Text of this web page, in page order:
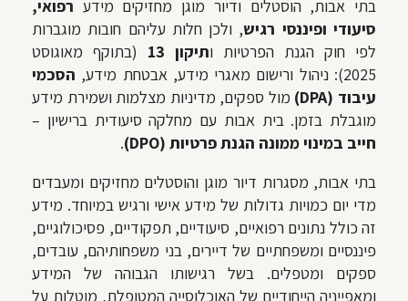
בתי אבות, הוסטלים ודיור מוגן מחזיקים מידע רפואי,
סיעודי ופיננסי רגיש, ולכן חלות עליהם חובות מוגברות
לפי חוק הגנת הפרטיות ותיקון 13
(בתוקף מאוגוסט
2025): ניהול ורישום מאגרי מידע, אבטחת מידע,
הסכמי
עיבוד (DPA)
מול ספקים, מדיניות מצלמות ושמירת מידע
מוגבלת בזמן. בית אבות עם מחלקה סיעודית ברישיון –
חייב במינוי ממונה הגנת פרטיות (DPO)
.
בתי אבות, מסגרות דיור מוגן והוסטלים מחזיקים ומעבדים
מדי יום כמויות גדולות של מידע אישי ורגיש במיוחד. מידע
זה כולל נתונים רפואיים, סיעודיים, תפקודיים, פסיכולוגיים,
פיננסיים ומשפחתיים של דיירים, בני משפחותיהם, עובדים,
ספקים ומטפלים. בשל רגישותו הגבוהה של המידע
ומאפייניה הייחודיים של האוכלוסייה המטופלת, מוטלות על